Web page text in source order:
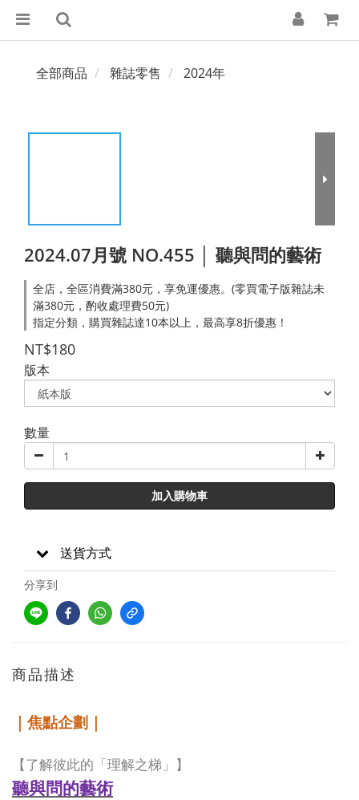
全部商品 雜誌零售 2024年
2024.07月號 NO.455 │ 聽與問的藝術
全店，全區消費滿380元，享免運優惠。(零買電子版雜誌未
滿380元，酌收處理費50元)
指定分類，購買雜誌達10本以上，最高享8折優惠！
NT$180
版本
數量
加入購物車
送貨方式
分享到
商品描述
｜焦點企劃｜
【了解彼此的「理解之梯」】
聽與問的藝術